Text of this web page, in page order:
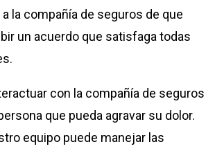
la compañía de seguros de que
un acuerdo que satisfaga todas
con la compañía de seguros
que pueda agravar su dolor.
equipo puede manejar las